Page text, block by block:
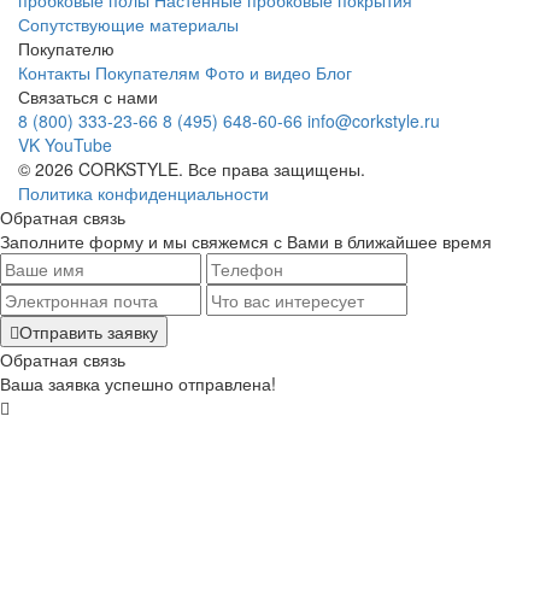
Сопутствующие материалы
Покупателю
Контакты Покупателям Фото и видео Блог
Связаться с нами
8 (800) 333-23-66 8 (495) 648-60-66 info@corkstyle.ru
VK YouTube
© 2026 CORKSTYLE. Все права защищены.
Политика конфиденциальности
Обратная связь
Заполните форму и мы свяжемся с Вами в ближайшее время
Отправить заявку
Обратная связь
Ваша заявка успешно отправлена!